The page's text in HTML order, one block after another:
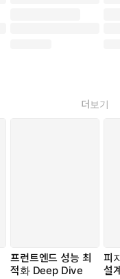
더보기
프런트엔드 성능 최
적화 Deep Dive
피
설